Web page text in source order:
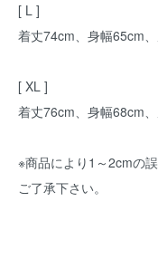
[ L ]
着丈74cm、身幅65cm
[ XL ]
着丈76cm、身幅68cm
※商品により1～2cmの
ご了承下さい。